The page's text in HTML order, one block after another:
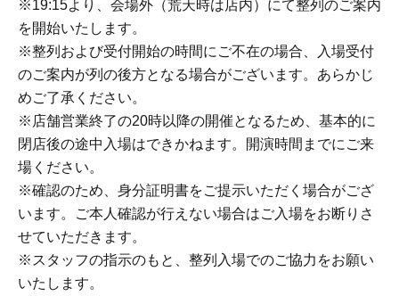
※19:15より、会場外（荒天時は店内）にて整列のご案内
を開始いたします。
※整列および受付開始の時間にご不在の場合、入場受付
のご案内が列の後方となる場合がございます。あらかじ
めご了承ください。
※店舗営業終了の20時以降の開催となるため、基本的に
閉店後の途中入場はできかねます。開演時間までにご来
場ください。
※確認のため、身分証明書をご提示いただく場合がござ
います。ご本人確認が行えない場合はご入場をお断りさ
せていただきます。
※スタッフの指示のもと、整列入場でのご協力をお願い
いたします。